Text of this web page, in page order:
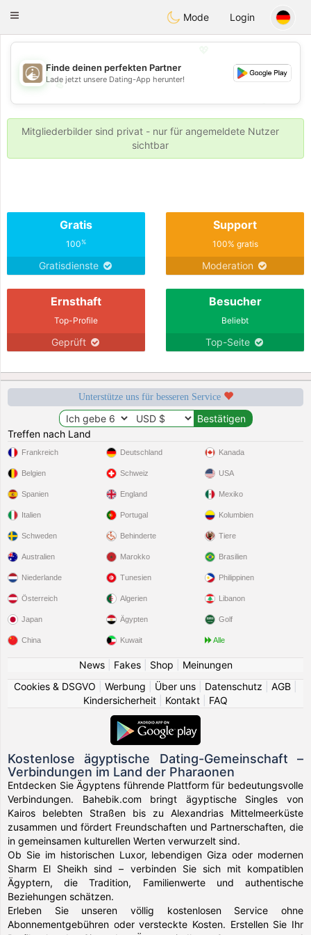
ahebik
Toggle
Mode Login
💖
💕
💕
Finde deinen perfekten Partner
Lade jetzt unsere Dating-App herunter!
Mitgliederbilder sind privat - nur für angemeldete Nutzer
sichtbar
Gratis
100%
Gratisdienste
Support
100% gratis
Moderation
Ernsthaft
Top-Profile
Geprüft
Besucher
Beliebt
Top-Seite
Unterstütze uns für besseren Service
Treffen nach Land
Frankreich
Belgien
Spanien
Italien
Schweden
Deutschland
Schweiz
England
Portugal
Behinderte
Kanada
USA
Mexiko
Kolumbien
Tiere
Australien
Niederlande
Österreich
Japan
China
Marokko
Tunesien
Algerien
Ägypten
Kuwait
Brasilien
Philippinen
Libanon
Golf
Alle
News| Fakes| Shop
Meinungen
Cookies & DSGVO
Werbung Über uns Datenschutz AGB
Kindersicherheit
Kontakt FAQ
Kostenlose ägyptische Dating-Gemeinschaft –
Verbindungen im Land der Pharaonen
Entdecken Sie Ägyptens führende Plattform für bedeutungsvolle
Verbindungen. Bahebik.com bringt ägyptische Singles von
Kairos belebten Straßen bis zu Alexandrias Mittelmeerküste
zusammen und fördert Freundschaften und Partnerschaften, die
in gemeinsamen kulturellen Werten verwurzelt sind.
Ob Sie im historischen Luxor, lebendigen Giza oder modernen
Sharm El Sheikh sind – verbinden Sie sich mit kompatiblen
Ägyptern, die Tradition, Familienwerte und authentische
Beziehungen schätzen.
Erleben Sie unseren völlig kostenlosen Service ohne
Abonnementgebühren oder versteckte Kosten. Erstellen Sie Ihr